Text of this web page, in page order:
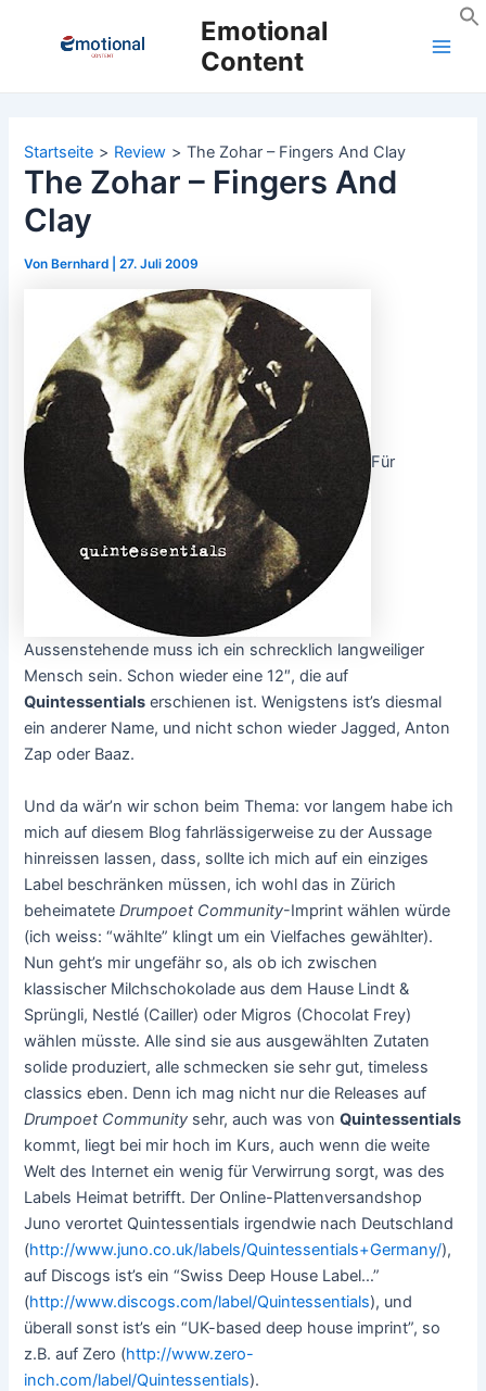
Emotional
Content
Startseite Review The Zohar – Fingers And Clay
The Zohar – Fingers And
Clay
Von Bernhard |27. Juli 2009
Für
Aussenstehende muss ich ein schrecklich langweiliger
Mensch sein. Schon wieder eine 12″, die auf
Quintessentials erschienen ist. Wenigstens ist’s diesmal
ein anderer Name, und nicht schon wieder Jagged, Anton
Zap oder Baaz.
Und da wär’n wir schon beim Thema: vor langem habe ich
mich auf diesem Blog fahrlässigerweise zu der Aussage
hinreissen lassen, dass, sollte ich mich auf ein einziges
Label beschränken müssen, ich wohl das in Zürich
beheimateteDrumpoet Community-Imprint wählen würde
(ich weiss: “wählte” klingt um ein Vielfaches gewählter).
Nun geht’s mir ungefähr so, als ob ich zwischen
klassischer Milchschokolade aus dem Hause Lindt &
Sprüngli, Nestlé (Cailler) oder Migros (Chocolat Frey)
wählen müsste. Alle sind sie aus ausgewählten Zutaten
solide produziert, alle schmecken sie sehr gut, timeless
classics eben. Denn ich mag nicht nur die Releases auf
Drumpoet Community sehr, auch was vonQuintessentials
kommt, liegt bei mir hoch im Kurs, auch wenn die weite
Welt des Internet ein wenig für Verwirrung sorgt, was des
Labels Heimat betrifft. Der Online-Plattenversandshop
Juno verortet Quintessentials irgendwie nach Deutschland
(http://www.juno.co.uk/labels/Quintessentials+Germany/),
auf Discogs ist’s ein “Swiss Deep House Label…”
(http://www.discogs.com/label/Quintessentials), und
überall sonst ist’s ein “UK-based deep house imprint”, so
z.B. auf Zero (http://www.zero-
inch.com/label/Quintessentials).